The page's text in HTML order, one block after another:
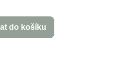
do košíku